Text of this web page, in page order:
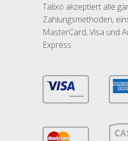
Talixo akzeptiert alle
Zahlungsmethoden,
MasterCard, Visa und
Express.